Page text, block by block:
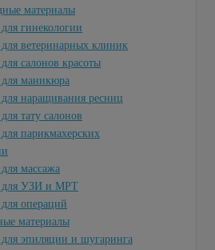
материалы
гинекологии
ветеринарных клиник
салонов красоты
маникюра
наращивания ресниц
тату салонов
парикмахерских
массажа
для УЗИ и МРТ
операций
материалы
эпиляции и шугаринга